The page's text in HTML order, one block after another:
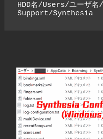
HDD名/Users/ユー
Support/Synthesia